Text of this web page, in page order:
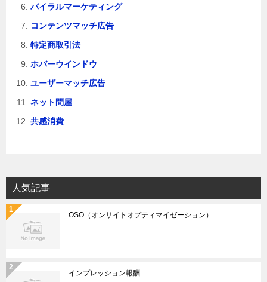
バイラルマーケティング
コンテンツマッチ広告
特定商取引法
ホバーウインドウ
ユーザーマッチ広告
ネット問屋
共感消費
人気記事
OSO（オンサイトオプティマイゼーション）
インプレッション報酬